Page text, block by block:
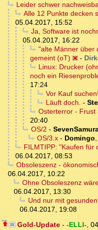
Leider schwer
Alle 12 Punkte decken
05.04.2017, 15:52
Ja, Software ist
05.04.2017, 16:22
"alte Männer über
gemeint (oT)
-
Linux: Drucker
noch ein
17:24
Vor Kauf suchen!
Läuft doch. -
Osterterror - Frust
20:40
OS/2 -
OS/3.x- Domingo,
FILMTIPP: "Kaufen für
06.04.2017, 08:53
Obsoleszenz -
06.04.2017, 10:22
Ohne Obsoleszenz
06.04.2017, 13:30
Und nur mit
06.04.2017, 19:08
Gold-Update- -ELLI-,